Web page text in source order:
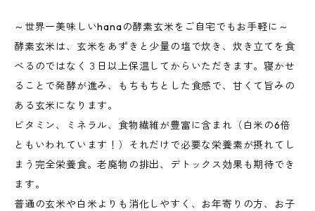
～世界一美味しいhanaの酵素玄米をご自宅でもお手軽に～
酵素玄米は、玄米をあずきと少量の塩で炊き、炊き立てを食
べるのではなく３日以上保温してからいただきます。寝かせ
ることで発酵が進み、もちもちとした食感で、甘くて旨みの
ある玄米になります。
ビタミン、ミネラル、食物繊維が豊富に含まれ（白米の6倍
ともいわれています！）それだけで必要な栄養素が摂れてし
まう完全栄養食。老廃物の排出、デトックス効果も期待でき
ます。
普通の玄米や白米よりも消化しやすく、お年寄りの方、お子